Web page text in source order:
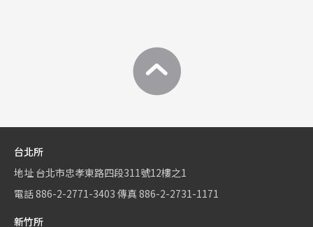
台北所
地址 台北市忠孝東路四段311號12樓之1
電話886-2-2771-3403 傳真 886-2-2731-1171
新竹所